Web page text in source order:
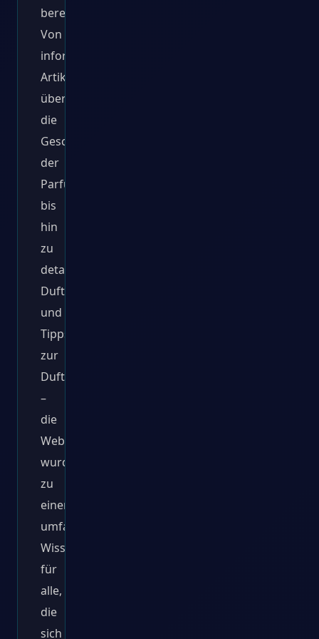
bereitzustellen.
Von
informativen
Artikeln
über
die
Geschichte
der
Parfumherstellung
bis
hin
zu
detaillierten
Duftbeschreibungen
und
Tipps
zur
Duftauswahl
–
die
Website
wurde
zu
einer
umfassenden
Wissensquelle
für
alle,
die
sich